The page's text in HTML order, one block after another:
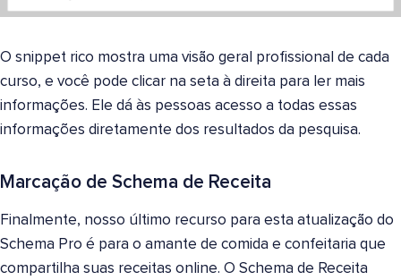
O snippet rico mostra uma visão geral profissional de cada
curso, e você pode clicar na seta à direita para ler mais
informações. Ele dá às pessoas acesso a todas essas
informações diretamente dos resultados da pesquisa.
Marcação de Schema de Receita
Finalmente, nosso último recurso para esta atualização do
Schema Pro é para o amante de comida e confeitaria que
compartilha suas receitas online. O Schema de Receita